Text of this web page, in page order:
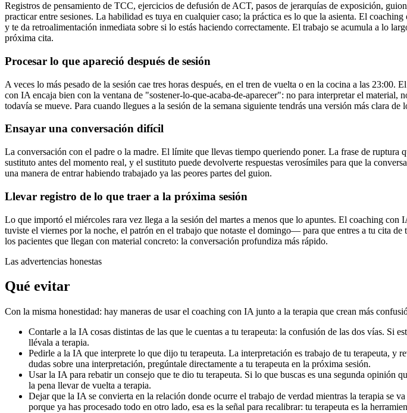
Registros de pensamiento de TCC, ejercicios de defusión de ACT, pasos de jerarquías de exposición,
practicar entre sesiones. La habilidad es tuya en cualquier caso; la práctica es lo que la asienta. El
y te da retroalimentación inmediata sobre si lo estás haciendo correctamente. El trabajo se acumula a lo
próxima cita.
Procesar lo que apareció después de sesión
A veces lo más pesado de la sesión cae tres horas después, en el tren de vuelta o en la cocina a las
con IA encaja bien con la ventana de "sostener-lo-que-acaba-de-aparecer": no para interpretar el material,
todavía se mueve. Para cuando llegues a la sesión de la semana siguiente tendrás una versión más clara
Ensayar una conversación difícil
La conversación con el padre o la madre. El límite que llevas tiempo queriendo poner. La frase de
sustituto antes del momento real, y el sustituto puede devolverte respuestas verosímiles para que la
una manera de entrar habiendo trabajado ya las peores partes del guion.
Llevar registro de lo que traer a la próxima sesión
Lo que importó el miércoles rara vez llega a la sesión del martes a menos que lo apuntes. El coaching
tuviste el viernes por la noche, el patrón en el trabajo que notaste el domingo— para que entres a tu cita
los pacientes que llegan con material concreto: la conversación profundiza más rápido.
Las advertencias honestas
Qué evitar
Con la misma honestidad: hay maneras de usar el coaching con IA junto a la terapia que crean más
Contarle a la IA cosas distintas de las que le cuentas a tu terapeuta: la confusión de las dos vías. Si
llévala a terapia.
Pedirle a la IA que interprete lo que dijo tu terapeuta. La interpretación es trabajo de tu terapeuta, y
dudas sobre una interpretación, pregúntale directamente a tu terapeuta en la próxima sesión.
Usar la IA para rebatir un consejo que te dio tu terapeuta. Si lo que buscas es una segunda opinión
la pena llevar de vuelta a terapia.
Dejar que la IA se convierta en la relación donde ocurre el trabajo de verdad mientras la terapia se
porque ya has procesado todo en otro lado, esa es la señal para recalibrar: tu terapeuta es la